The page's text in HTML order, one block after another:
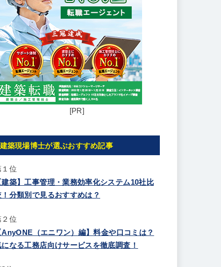
[PR]
建築現場博士が選ぶおすすめ記事
１位
建築】工事管理・業務効率化システム10社比
！分類別で見るおすすめは？
２位
AnyONE（エニワン）編】料金や口コミは？
になる工務店向けサービスを徹底調査！